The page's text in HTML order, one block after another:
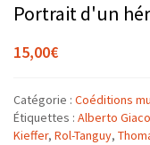
Portrait d'un
15,00€
Catégorie : Coéditions
Étiquettes : Alberto
Kieffer, Rol-Tanguy,